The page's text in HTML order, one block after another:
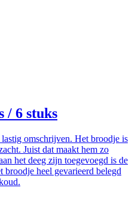
/ 6 stuks
omschrijven. Het broodje is
Juist dat maakt hem zo
het deeg zijn toegevoegd is de
broodje heel gevarieerd belegd